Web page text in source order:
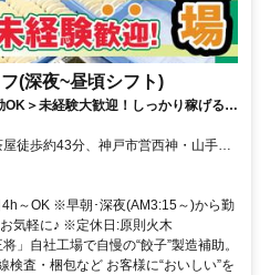
(深夜~昼頃シフト)
OK＞未経験大歓迎！しっかり稼げる食
で使える従業員割引20％OFFなど福
徒歩約43分、神戸市営西神・山手線/
出口徒歩約46分、ＪＲ山陽本線 垂水
市・山陽バスなめら停留所より徒歩1
21号（神戸明石線）沿いの「名谷
を走る主要地方道、名谷高丸線（県
号）からのアクセスがスムーズなの
二神明道路から「名谷IC」または
～OK ※早朝･深夜(AM3:15～)から勤
気軽に♪ ※定休日:原則火木
」自社工場で自慢の“餃子”製造補助。
検査・梱包など お客様に“おいしい”を